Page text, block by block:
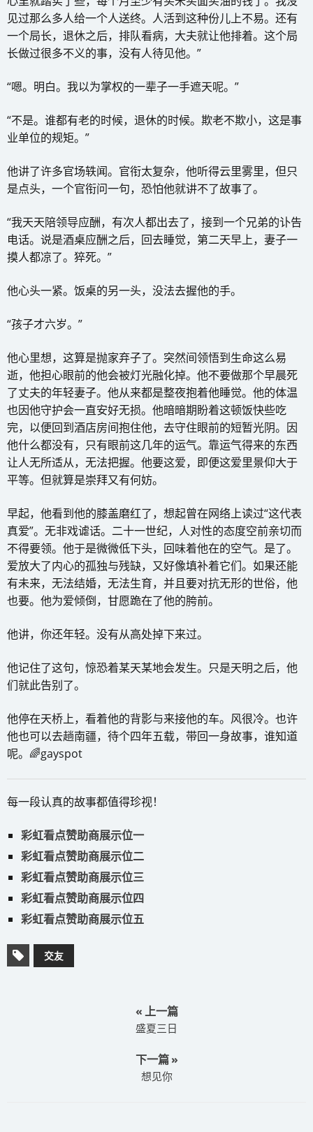
见过那么多人给一个人送终。人活到这种份儿上不易。还有
一个局长，退休之后，排队看病，大夫就让他排着。这个局
长做过很多不义的事，没有人待见他。”
“嗯。明白。我以为掌权的一辈子一手遮天呢。”
“不是。谁都有老的时候，退休的时候。欺老不欺小，这是事
业单位的规矩。”
他讲了许多官场轶闻。官衔太复杂，他听得云里雾里，但只
是点头，一个官衔问一句，恐怕他就讲不了故事了。
“我天天陪领导应酬，有次人都出去了，接到一个兄弟的讣告
电话。说是酒桌应酬之后，回去睡觉，第二天早上，妻子一
摸人都凉了。猝死。”
他心头一紧。饭桌的另一头，没法去握他的手。
“孩子才六岁。”
他心里想，这算是抛家弃子了。突然间领悟到生命这么易
逝，他担心眼前的他会被灯光融化掉。他不要做那个早晨死
了丈夫的年轻妻子。他从来都是整夜抱着他睡觉。他的体温
也因他守护会一直安好无损。他暗暗期盼着这顿饭快些吃
完，以便回到酒店房间抱住他，去守住眼前的短暂光阴。因
他什么都没有，只有眼前这几年的运气。靠运气得来的东西
让人无所适从，无法把握。他要这爱，即便这爱里景仰大于
平等。但就算是崇拜又有何妨。
早起，他看到他的膝盖磨红了，想起曾在网络上读过“这代表
真爱”。无非戏谑话。二十一世纪，人对性的态度空前亲切而
不得要领。他于是微微低下头，回味着他在的空气。是了。
爱放大了内心的孤独与残缺，又好像填补着它们。如果还能
有未来，无法结婚，无法生育，并且要对抗无形的世俗，他
也要。他为爱倾倒，甘愿跪在了他的胯前。
他讲，你还年轻。没有从高处掉下来过。
他记住了这句，惊恐着某天某地会发生。只是天明之后，他
们就此告别了。
他停在天桥上，看着他的背影与来接他的车。风很冷。也许
他也可以去趟南疆，待个四年五载，带回一身故事，谁知道
呢。🌈gayspot
每一段认真的故事都值得珍视！
彩虹看点赞助商展示位一
彩虹看点赞助商展示位二
彩虹看点赞助商展示位三
彩虹看点赞助商展示位四
彩虹看点赞助商展示位五
交友
« 上一篇
​盛夏三日
下一篇 »
​想见你